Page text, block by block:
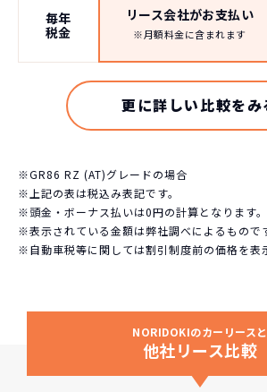
毎年
税金
リース会社がお支払い
※月額料金に含まれます
※GR86 RZ (AT)グレードの場合
※上記の表は税込み表記です。
※頭金・ボーナス払いは0円の計算となります。
※表示されている金額は弊社調べによるもので
※自動車税等に関しては割引制度前の価格を表
NORIDOKIのカーリースと
他社リース比較